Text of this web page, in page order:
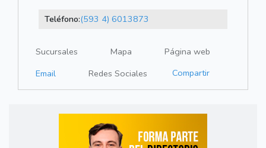
Teléfono:(593 4) 6013873
Sucursales Mapa
Página web
Email
Redes Sociales Compartir